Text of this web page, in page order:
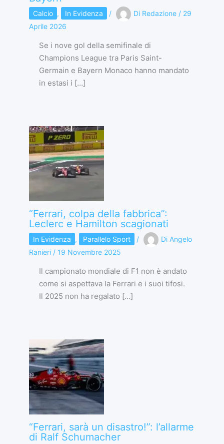
Calcio , In Evidenza / Di Redazione / 29
Aprile 2026
Se i nove gol della semifinale di
Champions League tra Paris Saint-
Germain e Bayern Monaco hanno mandato
in estasi i […]
“Ferrari, colpa della fabbrica”:
Leclerc e Hamilton scagionati
In Evidenza , Parallelo Sport / Di Angelo
Ranieri / 19 Novembre 2025
Il campionato mondiale di F1 non è andato
come si aspettava la Ferrari e i suoi tifosi.
Il 2025 non ha regalato […]
“Ferrari, sarà un disastro!”: l’allarme
di Ralf Schumacher